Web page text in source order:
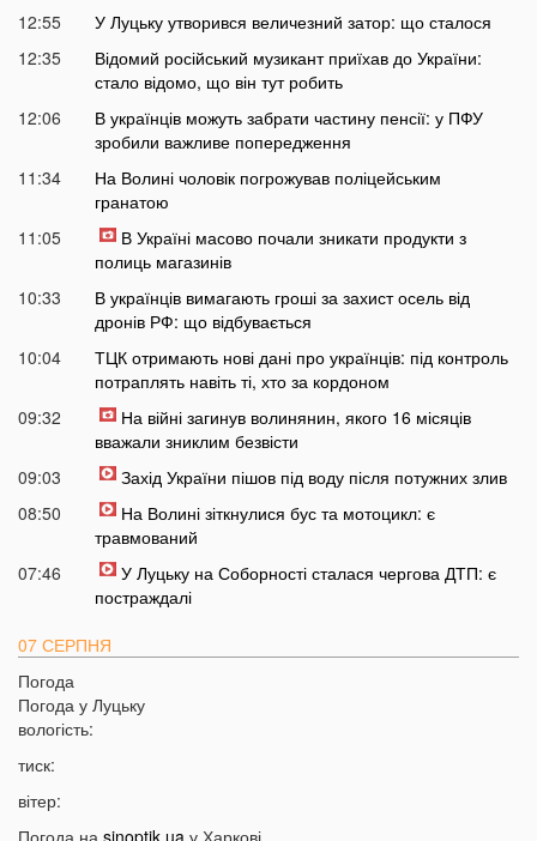
12:55
У Луцьку утворився величезний затор: що сталося
12:35
Відомий російський музикант приїхав до України:
стало відомо, що він тут робить
12:06
В українців можуть забрати частину пенсії: у ПФУ
зробили важливе попередження
11:34
На Волині чоловік погрожував поліцейським
гранатою
11:05
В Україні масово почали зникати продукти з
полиць магазинів
10:33
В українців вимагають гроші за захист осель від
дронів РФ: що відбувається
10:04
ТЦК отримають нові дані про українців: під контроль
потраплять навіть ті, хто за кордоном
09:32
На війні загинув волинянин, якого 16 місяців
вважали зниклим безвісти
09:03
Захід України пішов під воду після потужних злив
08:50
На Волині зіткнулися бус та мотоцикл: є
травмований
07:46
У Луцьку на Соборності сталася чергова ДТП: є
постраждалі
07 СЕРПНЯ
20:31
20:17
Погода
Погода у Луцьку
вологість:
тиск:
вітер: